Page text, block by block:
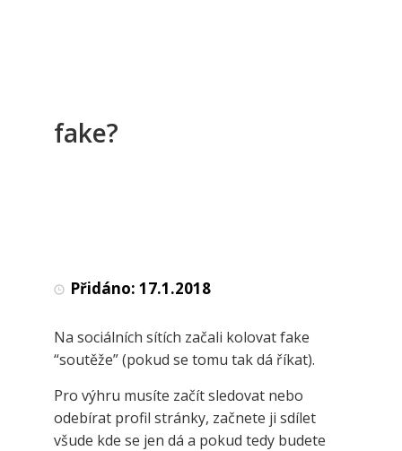
fake?
Přidáno: 17.1.2018
Na sociálních sítích začali kolovat fake
“soutěže” (pokud se tomu tak dá říkat).
Pro výhru musíte začít sledovat nebo
odebírat profil stránky, začnete ji sdílet
všude kde se jen dá a pokud tedy budete